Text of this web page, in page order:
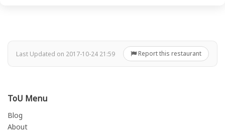
Last Updated on 2017-10-24 21:59 Report this restaurant
ToU Menu
Blog
About